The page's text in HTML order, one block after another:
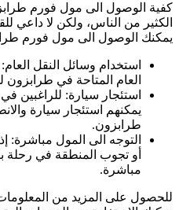
كفية الوصول الى مول فورم
الكثير من الناس، ولكن لا داعي
يمكنك الوصول الى مول فورم
استخدام وسائل النقل
العام المتاحة في
استئجار سيارة: للراغبين
يمكنهم استئجار سيارة
طرابزون.
التوجه الى المول
أو تجوب المنطقة في رحلة
مباشرة.
للحصول على المزيد من